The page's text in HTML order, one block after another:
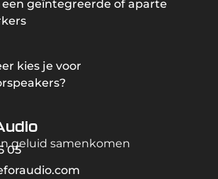
geïntegreerde of aparte
kies je voor
geluid samenkomen
05